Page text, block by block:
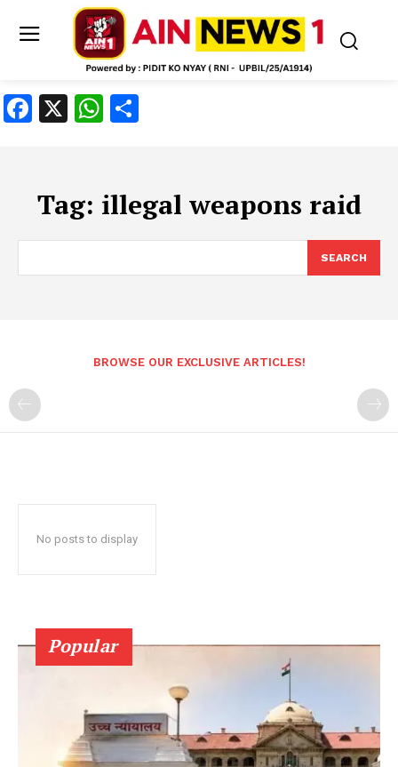
Facebook
X WhatsApp
Tag: illegal weapons raid
SEARCH
BROWSE OUR EXCLUSIVE ARTICLES!
No posts to display
Popular